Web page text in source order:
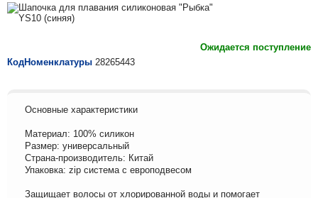
Ожидается поступление
КодНоменклатуры 28265443
Основные характеристики
Материал: 100% силикон
Размер: универсальный
Страна-производитель: Китай
Упаковка: zip система с европодвесом
Защищает волосы от хлорированной воды и помогает